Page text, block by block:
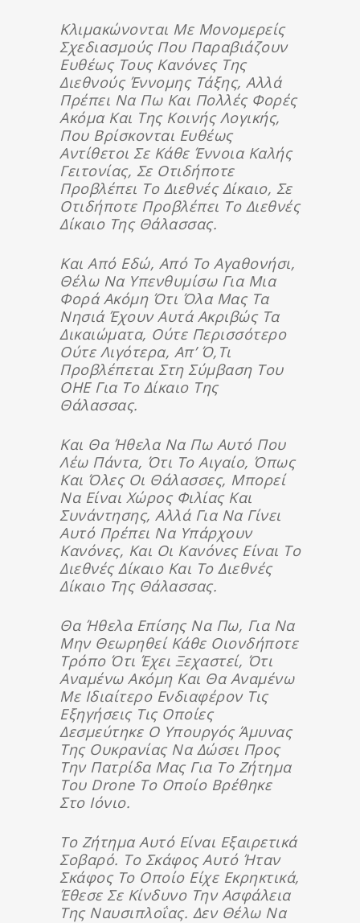
Κλιμακώνονται Με Μονομερείς
Σχεδιασμούς Που Παραβιάζουν
Ευθέως Τους Κανόνες Της
Διεθνούς Έννομης Τάξης, Αλλά
Πρέπει Να Πω Και Πολλές Φορές
Ακόμα Και Της Κοινής Λογικής,
Που Βρίσκονται Ευθέως
Αντίθετοι Σε Κάθε Έννοια Καλής
Γειτονίας, Σε Οτιδήποτε
Προβλέπει Το Διεθνές Δίκαιο, Σε
Οτιδήποτε Προβλέπει Το Διεθνές
Δίκαιο Της Θάλασσας.
Και Από Εδώ, Από Το Αγαθονήσι,
Θέλω Να Υπενθυμίσω Για Μια
Φορά Ακόμη Ότι Όλα Μας Τα
Νησιά Έχουν Αυτά Ακριβώς Τα
Δικαιώματα, Ούτε Περισσότερο
Ούτε Λιγότερα, Απ’ Ό,τι
Προβλέπεται Στη Σύμβαση Του
ΟΗΕ Για Το Δίκαιο Της
Θάλασσας.
Και Θα Ήθελα Να Πω Αυτό Που
Λέω Πάντα, Ότι Το Αιγαίο, Όπως
Και Όλες Οι Θάλασσες, Μπορεί
Να Είναι Χώρος Φιλίας Και
Συνάντησης, Αλλά Για Να Γίνει
Αυτό Πρέπει Να Υπάρχουν
Κανόνες, Και Οι Κανόνες Είναι Το
Διεθνές Δίκαιο Και Το Διεθνές
Δίκαιο Της Θάλασσας.
Θα Ήθελα Επίσης Να Πω, Για Να
Μην Θεωρηθεί Κάθε Οιονδήποτε
Τρόπο Ότι Έχει Ξεχαστεί, Ότι
Αναμένω Ακόμη Και Θα Αναμένω
Με Ιδιαίτερο Ενδιαφέρον Τις
Εξηγήσεις Τις Οποίες
Δεσμεύτηκε Ο Υπουργός Άμυνας
Της Ουκρανίας Να Δώσει Προς
Την Πατρίδα Μας Για Το Ζήτημα
Του Drone Το Οποίο Βρέθηκε
Στο Ιόνιο.
Το Ζήτημα Αυτό Είναι Εξαιρετικά
Σοβαρό. Το Σκάφος Αυτό Ήταν
Σκάφος Το Οποίο Είχε Εκρηκτικά,
Έθεσε Σε Κίνδυνο Την Ασφάλεια
Της Ναυσιπλοΐας. Δεν Θέλω Να